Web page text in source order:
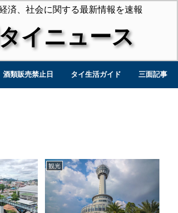
済、社会に関する最新情報を速報
イニュース
酒類販売禁止日 タイ生活ガイド 三面記事
観光